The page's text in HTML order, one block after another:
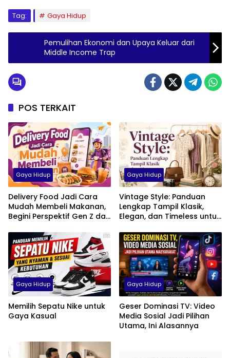
Tag: Gaya Hidup
Pemulihan Ekonomi dan Upaya Keluar dari
Middle Income Trap
POS TERKAIT
Gaya Hidup
Delivery Food Jadi Cara
Mudah Membeli Makanan,
Begini Perspektif Gen Z dan
Gaya Hidup
Vintage Style: Panduan
Lengkap Tampil Klasik,
Elegan, dan Timeless untuk
Gaya Hidup
Memilih Sepatu Nike untuk
Gaya Kasual
Gaya Hidup
Geser Dominasi TV: Video
Media Sosial Jadi Pilihan
Utama, Ini Alasannya